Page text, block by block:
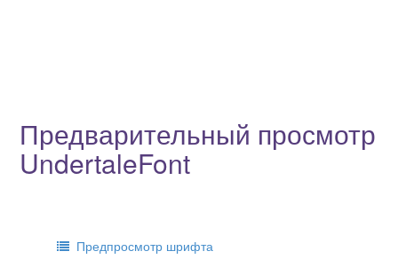
Предварительный просмотр
UndertaleFont
Предпросмотр шрифта